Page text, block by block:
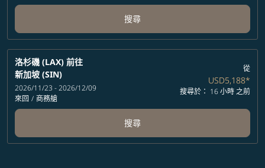
搜尋
洛杉磯 (LAX) 前往
新加坡 (SIN)
2026/11/23 - 2026/12/09
來回 / 商務艙
從
USD5,188*
搜尋於： 16 小時 之前
搜尋